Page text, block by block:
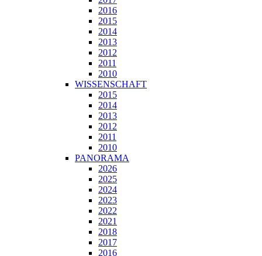
2016
2015
2014
2013
2012
2011
2010
WISSENSCHAFT
2015
2014
2013
2012
2011
2010
PANORAMA
2026
2025
2024
2023
2022
2021
2018
2017
2016